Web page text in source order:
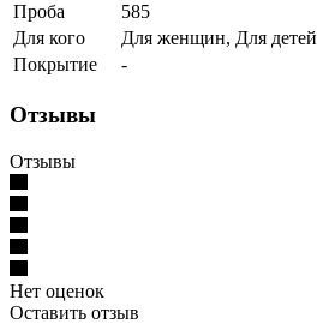
Проба
585
Для кого
Для женщин, Для детей
Покрытие
-
Отзывы
Отзывы
Нет оценок
Оставить отзыв